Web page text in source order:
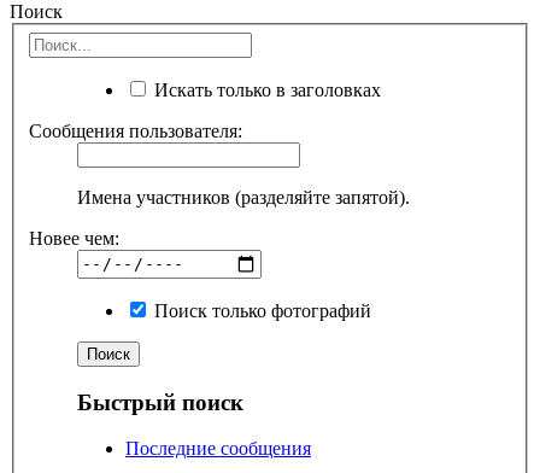
Поиск
Искать только в заголовках
Сообщения пользователя:
Имена участников (разделяйте запятой).
Новее чем:
Поиск только фотографий
Быстрый поиск
Последние сообщения